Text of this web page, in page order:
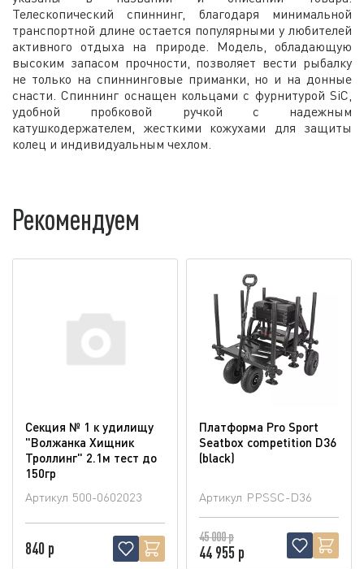
Телескопический спиннинг, благодаря минимальной
транспортной длине остается популярными у любителей
активного отдыха на природе. Модель, обладающую
высоким запасом прочности, позволяет вести рыбалку
не только на спиннинговые приманки, но и на донные
снасти. Спиннинг оснащен кольцами с фурнитурой SiC,
удобной пробковой ручкой с надежным
катушкодержателем, жесткими кожухами для защиты
колец и индивидуальным чехлом.
Рекомендуем
Секция № 1 к удилищу
"Волжанка Хищник
Троллинг" 2.1м тест до
150гр
Артикул 500-0602023
840 р
Платформа Pro Sport
Seatbox competition D36
(blaсk)
Артикул PPSSC-D36
45 000 р
44 955 р